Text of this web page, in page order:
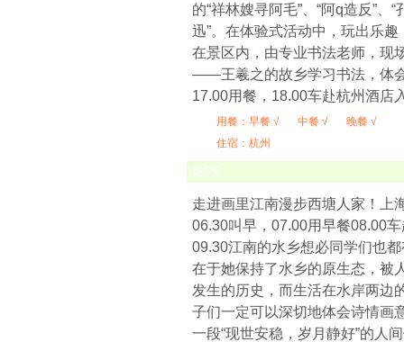
的“祥林嫂寻阿毛”、“阿q造反”、
迅”。在体验式活动中，玩出乐
在景区内，由专业书法老师，现
——王羲之的故乡学习书法，体
17.00用餐，18.00车赴杭州酒店
用餐： 早餐 √ 中餐 √
晚餐 √
住宿：杭州
第5天
走进画里江南漫步西塘人家！上
06.30叫早，07.00用早餐08.00
09.30江南的水乡想必同学们也
在于她保持了水乡的原生态，被
发生的历史，而生活在水岸两边
子们一定可以深切地体会诗情画
一段“现世安稳，岁月静好”的人